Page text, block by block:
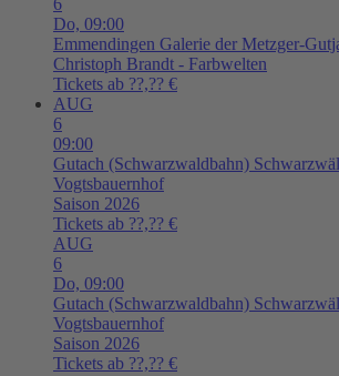
Do, 09:00
Emmendingen Galerie der Metzger-
Christoph Brandt - Farbwelten
Tickets ab ??,?? €
AUG
6
09:00
Gutach (Schwarzwaldbahn)
Vogtsbauernhof
Saison 2026
Tickets ab ??,?? €
AUG
6
Do, 09:00
Gutach (Schwarzwaldbahn)
Vogtsbauernhof
Saison 2026
Tickets ab ??,?? €